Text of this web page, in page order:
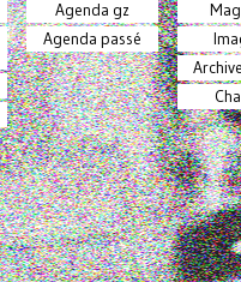
Agenda gz
Agenda passé